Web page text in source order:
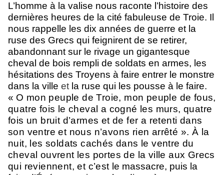
L’homme à la valise nous raconte l’histoire des
dernières heures de la cité fabuleuse de Troie. Il
nous rappelle les dix années de guerre et la
ruse des Grecs qui feignirent de se retirer,
abandonnant sur le rivage un gigantesque
cheval de bois rempli de soldats en armes, les
hésitations des Troyens à faire entrer le monstre
dans la ville et la ruse qui les pousse à le faire.
« O mon peuple de Troie, mon peuple de fous,
quatre fois le cheval a cogné les murs, quatre
fois un bruit d’armes et de fer a retenti dans
son ventre et nous n’avons rien arrêté ». À la
nuit, les soldats cachés dans le ventre du
cheval ouvrent les portes de la ville aux Grecs
qui reviennent, et c’est le massacre, puis la